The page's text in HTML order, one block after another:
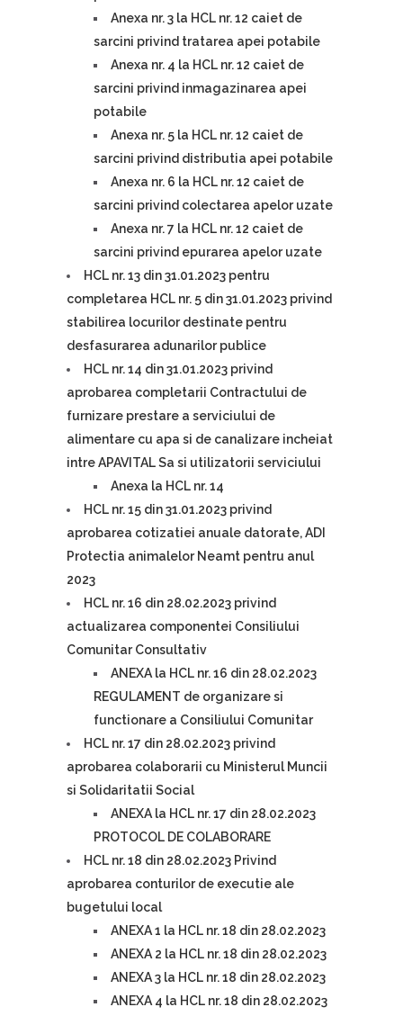
Anexa nr. 3 la HCL nr. 12 caiet de
sarcini privind tratarea apei potabile
Anexa nr. 4 la HCL nr. 12 caiet de
sarcini privind inmagazinarea apei
potabile
Anexa nr. 5 la HCL nr. 12 caiet de
sarcini privind distributia apei potabile
Anexa nr. 6 la HCL nr. 12 caiet de
sarcini privind colectarea apelor uzate
Anexa nr. 7 la HCL nr. 12 caiet de
sarcini privind epurarea apelor uzate
HCL nr. 13 din 31.01.2023 pentru
completarea HCL nr. 5 din 31.01.2023 privind
stabilirea locurilor destinate pentru
desfasurarea adunarilor publice
HCL nr. 14 din 31.01.2023 privind
aprobarea completarii Contractului de
furnizare prestare a serviciului de
alimentare cu apa si de canalizare incheiat
intre APAVITAL Sa si utilizatorii serviciului
Anexa la HCL nr. 14
HCL nr. 15 din 31.01.2023 privind
aprobarea cotizatiei anuale datorate, ADI
Protectia animalelor Neamt pentru anul
2023
HCL nr. 16 din 28.02.2023 privind
actualizarea componentei Consiliului
Comunitar Consultativ
ANEXA la HCL nr. 16 din 28.02.2023
REGULAMENT de organizare si
functionare a Consiliului Comunitar
HCL nr. 17 din 28.02.2023 privind
aprobarea colaborarii cu Ministerul Muncii
si Solidaritatii Social
ANEXA la HCL nr. 17 din 28.02.2023
PROTOCOL DE COLABORARE
HCL nr. 18 din 28.02.2023 Privind
aprobarea conturilor de executie ale
bugetului local
ANEXA 1 la HCL nr. 18 din 28.02.2023
ANEXA 2 la HCL nr. 18 din 28.02.2023
ANEXA 3 la HCL nr. 18 din 28.02.2023
ANEXA 4 la HCL nr. 18 din 28.02.2023